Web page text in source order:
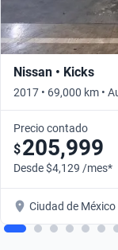
Nissan • Kicks
2017 • 69,000 km •
Precio contado
$205,999
Desde $4,129 /mes*
Ciudad de México